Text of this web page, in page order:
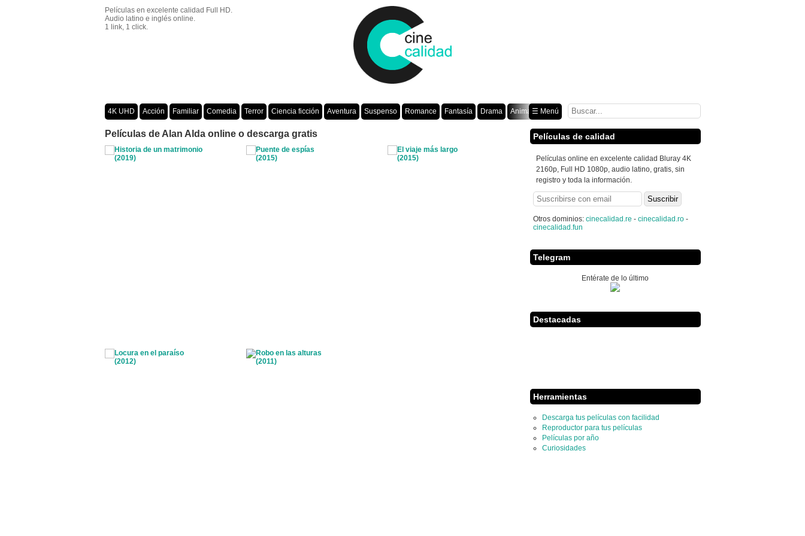
Películas en excelente calidad Full HD.
Audio latino e inglés online.
1 link, 1 click.
4K UHD Acción Familiar Comedia Terror Ciencia ficción Aventura Suspenso Romance Fantasía Drama
Animación
Crimen
☰ Menú
Películas de Alan Alda online o descarga gratis Películas de calidad
Películas online en excelente calidad Bluray 4K
2160p, Full HD 1080p, audio latino, gratis, sin
registro y toda la información.
Otros dominios: cinecalidad.re - cinecalidad.ro-
cinecalidad.fun
Telegram
Entérate de lo último
Destacadas
Herramientas
Descarga tus películas con facilidad
Reproductor para tus películas
Películas por año
Curiosidades